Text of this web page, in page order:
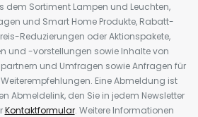
dem Sortiment Lampen und Leuchten,
und Smart Home Produkte, Rabatt-
Reduzierungen oder Aktionspakete,
und -vorstellungen sowie Inhalte von
und Umfragen sowie Anfragen für
Eine Abmeldung ist
Abmeldelink, den Sie in jedem Newsletter
Kontaktformular. Weitere Informationen